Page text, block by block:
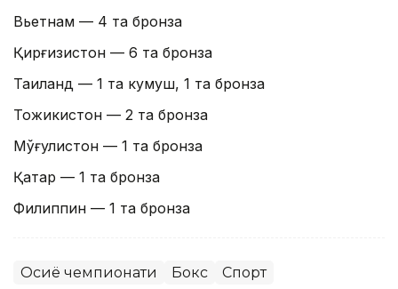
Вьетнам — 4 та бронза
Қирғизистон — 6 та бронза
Таиланд — 1 та кумуш, 1 та бронза
Тожикистон — 2 та бронза
Мўғулистон — 1 та бронза
Қатар — 1 та бронза
Филиппин — 1 та бронза
Осиё чемпионати Бокс Спорт